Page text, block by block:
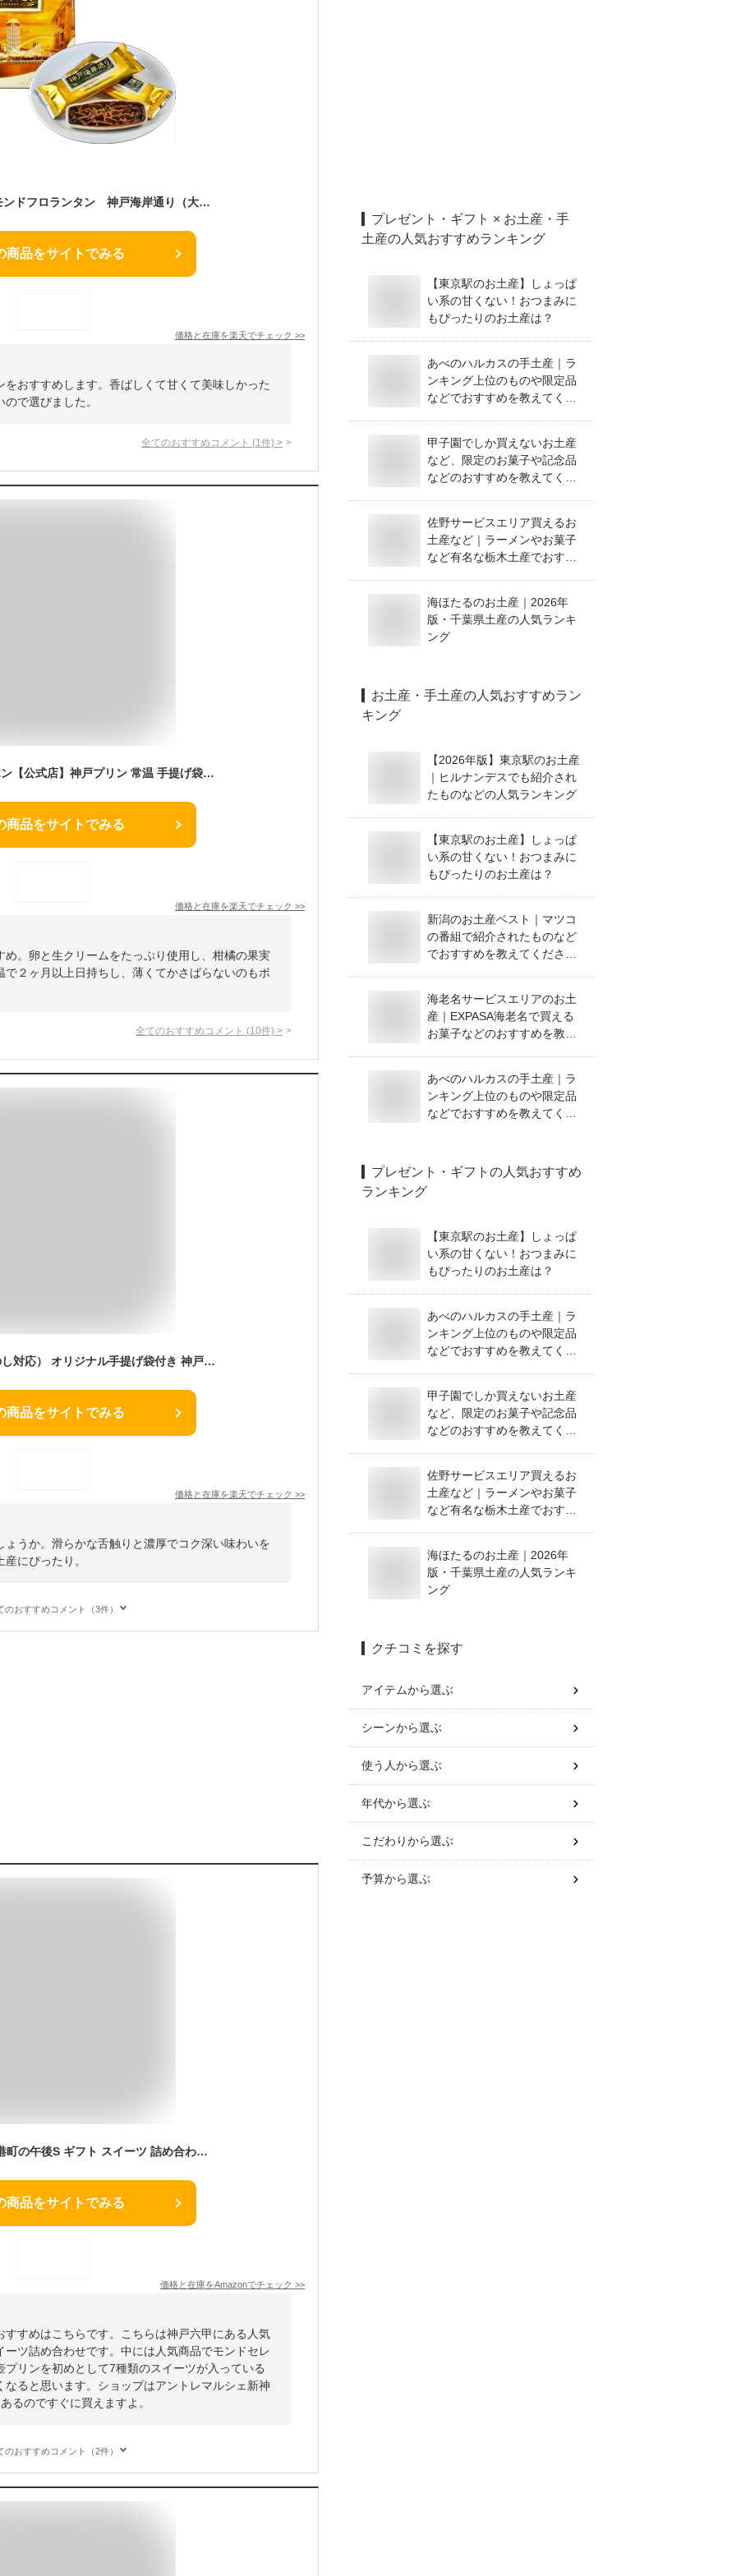
神戸 お土産 アーモンドフロランタン 神戸海岸通り（大） 神戸 土産 神戸土産
商品をサイトでみる
価格と在庫を楽天でチェック >>
おすすめします。香ばしくて甘くて美味しかった
で選びました。
全てのおすすめコメント (1 件) >
最大750円OFFクーポン【公式店】神戸プリン 常温 手提げ袋付 プリン 常温保存 スイーツ 神戸 神戸土産 お土産 おみやげ ギフト 手土産 トーラク プレゼント 誕生日プレゼント お菓子 誕生日 出産内祝い 内祝い 日持ち 夏ギフト お中元 初夏
商品をサイトでみる
価格と在庫を楽天でチェック >>
。卵と生クリームをたっぷり使用し、柑橘の果実
２ヶ月以上日持ちし、薄くてかさばらないのもポ
全てのおすすめコメント (10件) >
神戸プリン4個入 （のし対応） オリジナル手提げ袋付き 神戸土産 トーラク スイーツ 御中元 お彼岸 お供え ギフト 御供 プレゼント 通販 人気 ランキング 美味しい ぷりん 贈答品 販売店 賞味期限 贈り物 出産 内祝 常温 御年賀 帰省土産 おすすめ プリン ぷりん おみやげ
商品をサイトでみる
価格と在庫を楽天でチェック >>
うか。滑らかな舌触りと濃厚でコク深い味わいを
にぴったり。
のおすすめコメント（3件）
神戸フランツ 神戸・港町の午後S ギフト スイーツ 詰め合わせ お菓子 プレゼント 人気 贈り物 お中元 サマーギフト
商品をサイトでみる
価格と在庫をAmazonでチェック >>
すめはこちらです。こちらは神戸六甲にある人気
ツ詰め合わせです。中には人気商品でモンドセレ
リンを初めとして7種類のスイーツが入っている
ると思います。ショップはアントレマルシェ新神
るのですぐに買えますよ。
のおすすめコメント（2件）
プレゼント・ギフト × お土産・手
土産の人気おすすめランキング
【東京駅のお土産】しょっぱ
い系の甘くない！おつまみに
もぴったりのお土産は？
あべのハルカスの手土産｜ラ
ンキング上位のものや限定品
などでおすすめを教えてくだ
甲子園でしか買えないお土産
など、限定のお菓子や記念品
などのおすすめを教えてくだ
佐野サービスエリア買えるお
土産など｜ラーメンやお菓子
など有名な栃木土産でおすす
海ほたるのお土産｜2026年
版・千葉県土産の人気ランキ
ング
お土産・手土産の人気おすすめラン
キング
【2026年版】東京駅のお土産
｜ヒルナンデスでも紹介され
たものなどの人気ランキング
【東京駅のお土産】しょっぱ
い系の甘くない！おつまみに
もぴったりのお土産は？
新潟のお土産ベスト｜マツコ
の番組で紹介されたものなど
でおすすめを教えてくださ
海老名サービスエリアのお土
産｜EXPASA海老名で買える
お菓子などのおすすめを教え
あべのハルカスの手土産｜ラ
ンキング上位のものや限定品
などでおすすめを教えてくだ
プレゼント・ギフト の人気おすすめ
ランキング
【東京駅のお土産】しょっぱ
い系の甘くない！おつまみに
もぴったりのお土産は？
あべのハルカスの手土産｜ラ
ンキング上位のものや限定品
などでおすすめを教えてくだ
甲子園でしか買えないお土産
など、限定のお菓子や記念品
などのおすすめを教えてくだ
佐野サービスエリア買えるお
土産など｜ラーメンやお菓子
など有名な栃木土産でおすす
海ほたるのお土産｜2026年
版・千葉県土産の人気ランキ
ング
クチコミを探す
アイテムから選ぶ
シーンから選ぶ
使う人から選ぶ
年代から選ぶ
こだわりから選ぶ
予算から選ぶ